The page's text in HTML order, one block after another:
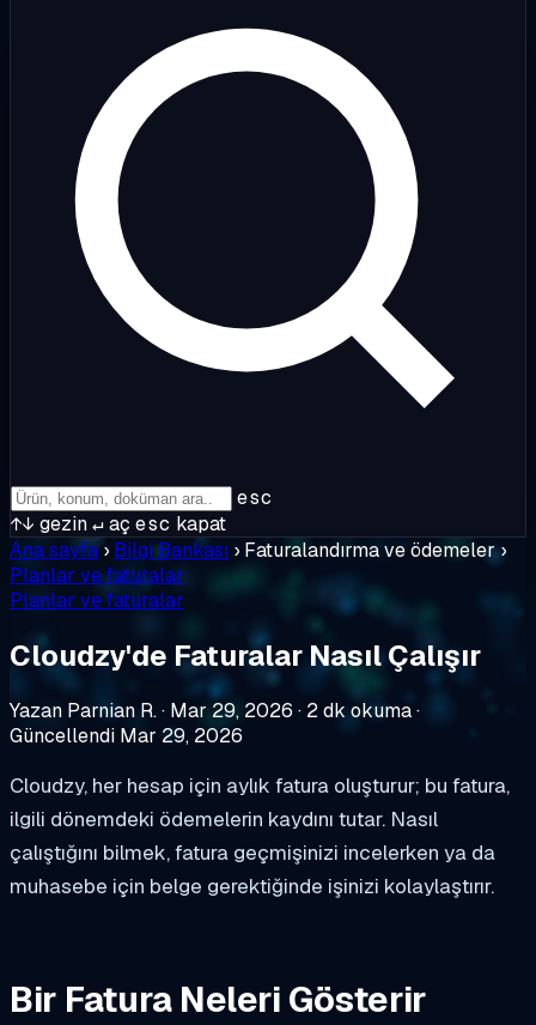
esc
↑↓ gezin↵aç esc kapat
Ana sayfa › Bilgi Bankası › Faturalandırma ve ödemeler›
Planlar ve faturalar
Planlar ve faturalar
Cloudzy'de Faturalar Nasıl Çalışır
Yazan Parnian R.· Mar 29, 2026 · 2 dk okuma·
Güncellendi Mar 29, 2026
Cloudzy, her hesap için aylık fatura oluşturur; bu fatura,
ilgili dönemdeki ödemelerin kaydını tutar. Nasıl
çalıştığını bilmek, fatura geçmişinizi incelerken ya da
muhasebe için belge gerektiğinde işinizi kolaylaştırır.
Bir Fatura Neleri Gösterir